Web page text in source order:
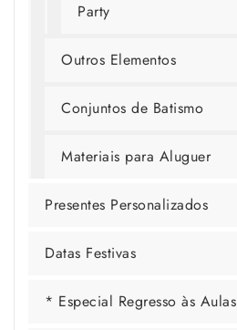
Party
Outros Elementos
Conjuntos de Batismo
Materiais para Aluguer
Presentes Personalizados
Datas Festivas
* Especial Regresso às Aulas